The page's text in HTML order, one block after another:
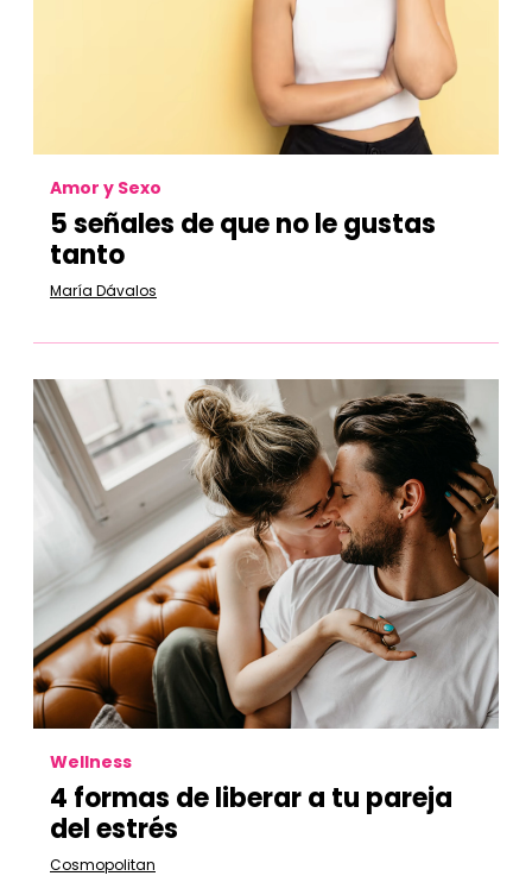
Amor y Sexo
5 señales de que no le gustas
tanto
María Dávalos
Wellness
4 formas de liberar a tu pareja
del estrés
Cosmopolitan